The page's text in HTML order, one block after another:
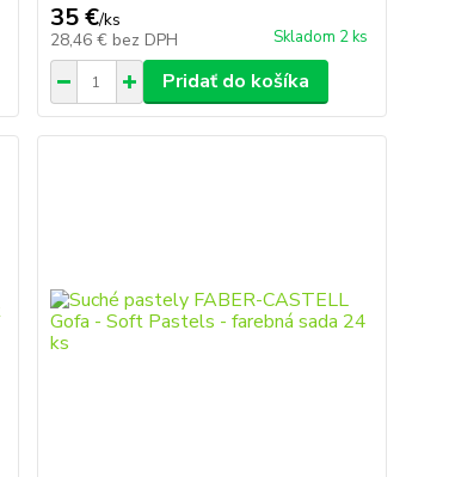
35 €/ks
28,46 € bez DPH Skladom 2 ks
Pridať do košíka